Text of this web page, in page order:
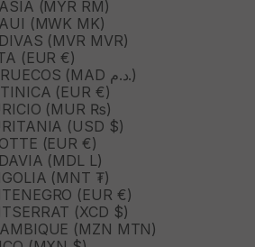
(MYR RM)
(MWK MK)
(MVR MVR)
(EUR €)
MARRUECOS (MAD د.م.)
(EUR €)
(MUR ₨)
(USD $)
(EUR €)
(MDL L)
(MNT ₮)
(EUR €)
(XCD $)
(MZN MTN)